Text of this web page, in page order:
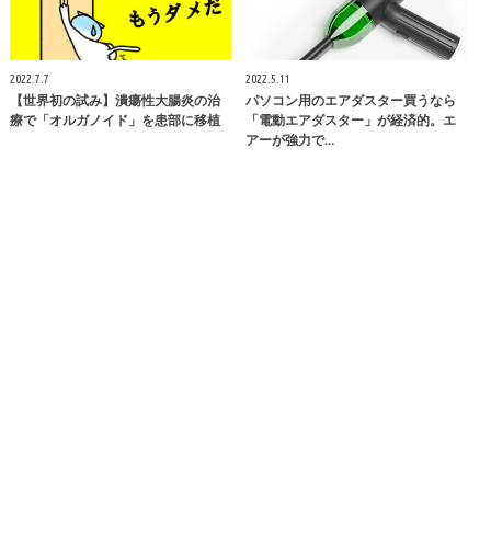
2022.7.7
【世界初の試み】潰瘍性大腸炎の治
療で「オルガノイド」を患部に移植
2022.5.11
パソコン用のエアダスター買うなら
「電動エアダスター」が経済的。エ
アーが強力で…